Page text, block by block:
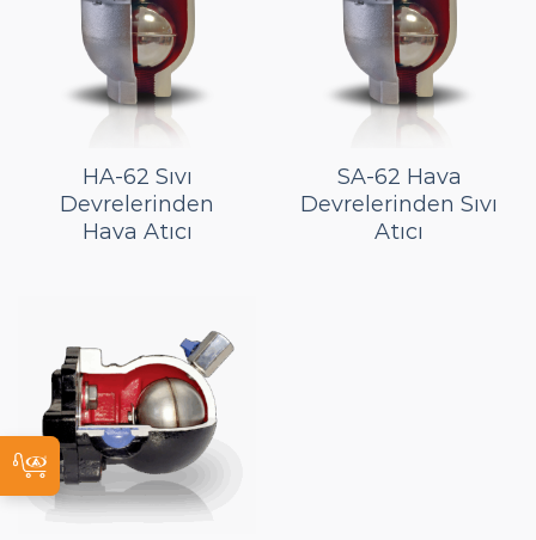
HA-62 Sıvı
Devrelerinden
Hava Atıcı
SA-62 Hava
Devrelerinden Sıvı
Atıcı